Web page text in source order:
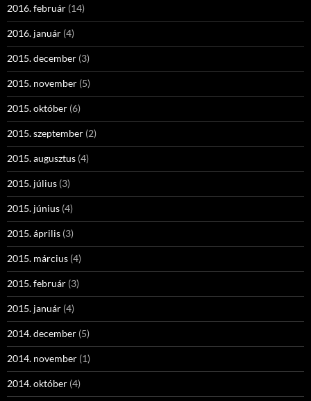
2016. február (14)
2016. január (4)
2015. december (3)
2015. november (5)
2015. október (6)
2015. szeptember (2)
2015. augusztus (4)
2015. július (3)
2015. június (4)
2015. április (3)
2015. március (4)
2015. február (3)
2015. január (4)
2014. december (5)
2014. november (1)
2014. október (4)